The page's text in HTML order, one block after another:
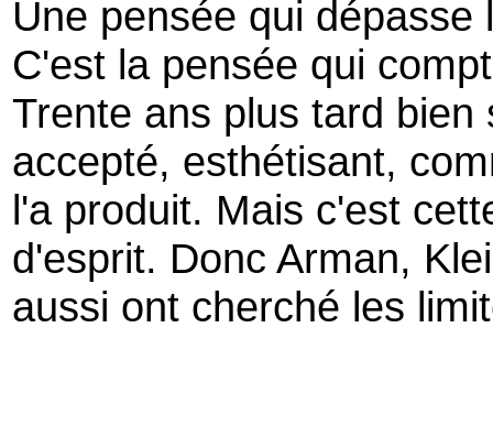
Une pensée qui dépasse
C'est la pensée qui
Trente ans plus tard
accepté, esthétisant,
l'a produit. Mais c'est
d'esprit. Donc Arman,
aussi ont cherché les